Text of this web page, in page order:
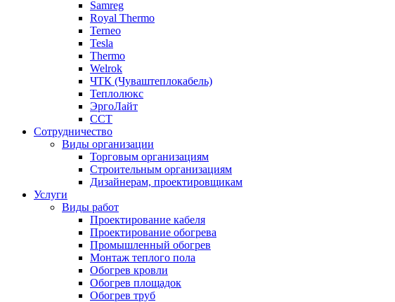
Samreg
Royal Thermo
Terneo
Tesla
Thermo
Welrok
ЧТК (Чуваштеплокабель)
Теплолюкс
ЭргоЛайт
ССТ
Сотрудничество
Виды организации
Торговым организациям
Строительным организациям
Дизайнерам, проектировщикам
Услуги
Виды работ
Проектирование кабеля
Проектирование обогрева
Промышленный обогрев
Монтаж теплого пола
Обогрев кровли
Обогрев площадок
Обогрев труб